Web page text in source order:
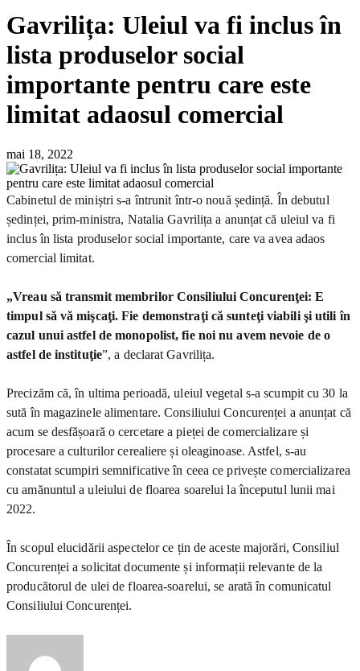
Gavrilița: Uleiul va fi inclus în
lista produselor social
importante pentru care este
limitat adaosul comercial
mai 18, 2022
Cabinetul de miniștri s-a întrunit într-o nouă ședință. În debutul
ședinței, prim-ministra, Natalia Gavrilița a anunțat că uleiul va fi
inclus în lista produselor social importante, care va avea adaos
comercial limitat.
„Vreau să transmit membrilor Consiliului Concurenţei: E
timpul să vă mişcaţi. Fie demonstraţi că sunteţi viabili şi utili în
cazul unui astfel de monopolist, fie noi nu avem nevoie de o
astfel de instituţie”, a declarat Gavrilița.
Precizăm că, în ultima perioadă, uleiul vegetal s-a scumpit cu 30 la
sută în magazinele alimentare. Consiliului Concurenței a anunțat că
acum se desfășoară o cercetare a pieței de comercializare și
procesare a culturilor cerealiere și oleaginoase. Astfel, s-au
constatat scumpiri semnificative în ceea ce privește comercializarea
cu amănuntul a uleiului de floarea soarelui la începutul lunii mai
2022.
În scopul elucidării aspectelor ce țin de aceste majorări, Consiliul
Concurenței a solicitat documente și informații relevante de la
producătorul de ulei de floarea-soarelui, se arată în comunicatul
Consiliului Concurenței.